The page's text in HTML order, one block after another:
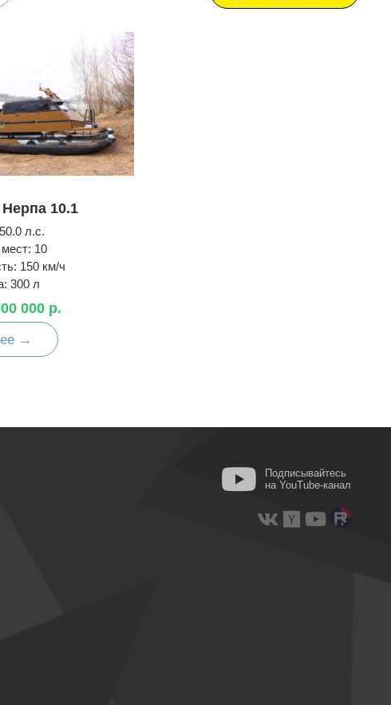
10.1
л.с.
10
150 км/ч
300 л
000 р.
→
Подписывайтесь
на YouTube-канал